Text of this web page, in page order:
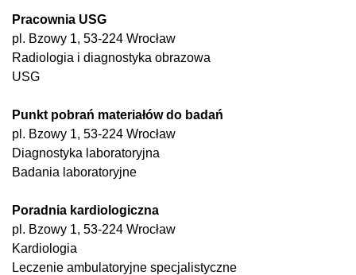
Pracownia USG
pl. Bzowy 1, 53-224 Wrocław
Radiologia i diagnostyka obrazowa
USG
Punkt pobrań materiałów do badań
pl. Bzowy 1, 53-224 Wrocław
Diagnostyka laboratoryjna
Badania laboratoryjne
Poradnia kardiologiczna
pl. Bzowy 1, 53-224 Wrocław
Kardiologia
Leczenie ambulatoryjne specjalistyczne